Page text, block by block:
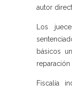
autor
Los
básicos
reparación
Fiscalía